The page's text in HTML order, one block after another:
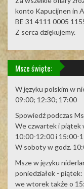
konto Kapucijnen in
BE 31 4111 0005
Z serca dziękujemy.
Msze święte:
W języku polskim w
09:00; 12:30; 17:00
Spowiedź podczas
We czwartek i piątek
10:00-12:00 i 15:00-
W soboty w godz.
Msze w języku
poniedziałek -
we wtorek także o